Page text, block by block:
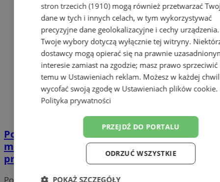
Politechnika Śląska zaprezentowała łazik
marsjański. Sprawdź ten wyjątkowy
projekt!
stron trzecich (1910)mogą również przetwarzać
dane w tych i innych celach, w tym wykorzystywać
precyzyjne dane geolokalizacyjne i cechy urządzenia.
Twoje wybory dotyczą wyłącznie tej witryny.
dostawcy mogą opierać się na prawnie
interesie zamiast na zgodzie; masz prawo sprzeciwić
temu w Ustawieniach reklam. Możesz w każdej
wycofać swoją zgodę w Ustawieniach plików cookie.
Polityka prywatności
PRZEJDŹ DO PORTALU
ODRZUĆ WSZYSTKIE
POKAŻ SZCZEGÓŁY